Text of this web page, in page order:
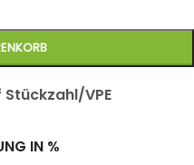
VPE
IN %